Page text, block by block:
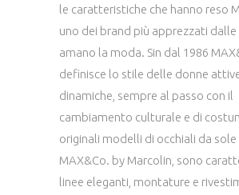
le caratteristiche che hanno reso
uno dei brand più apprezzati dalle
amano la moda. Sin dal 1986
definisce lo stile delle donne
dinamiche, sempre al passo con il
cambiamento culturale e di
originali modelli di occhiali da sole
MAX&Co. by Marcolin, sono
linee eleganti, montature e